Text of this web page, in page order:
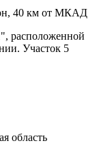
40 км от МКАД
расположенной
Участок 5
область